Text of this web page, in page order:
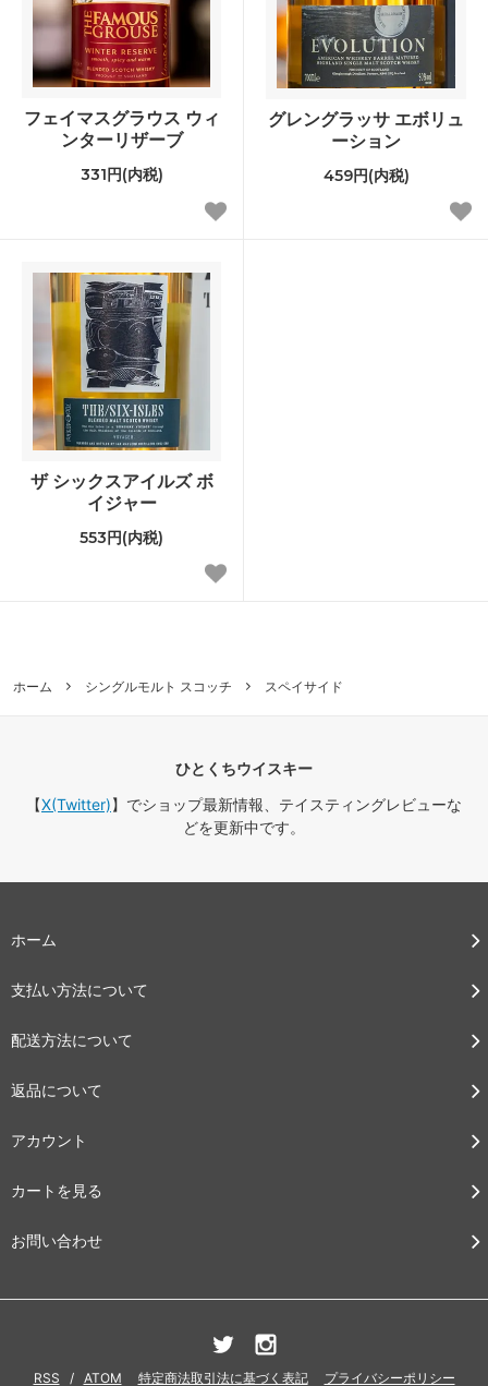
フェイマスグラウス ウィ
ンターリザーブ
331円(内税)
グレングラッサ エボリュ
ーション
459円(内税)
ザ シックスアイルズ ボ
イジャー
553円(内税)
ホーム シングルモルト スコッチ スペイサイド
ひとくちウイスキー
【X(Twitter)】でショップ最新情報、テイスティングレビューな
どを更新中です。
ホーム
支払い方法について
配送方法について
返品について
アカウント
カートを見る
お問い合わせ
RSS / ATOM 特定商法取引法に基づく表記 プライバシーポリシー